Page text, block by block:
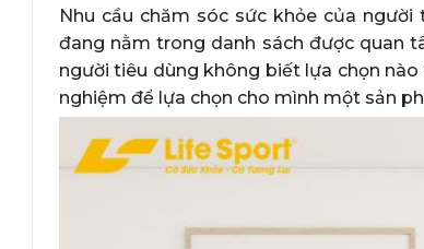
Nhu cầu chăm sóc sức khỏe của
đang nằm trong danh sách được quan
người tiêu dùng không biết lựa chọn
nghiệm để lựa chọn cho mình một sản